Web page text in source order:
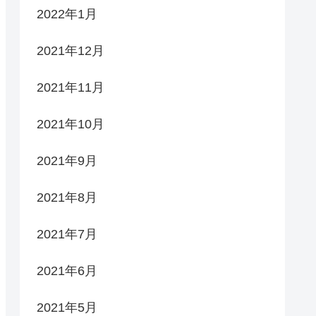
2022年1月
2021年12月
2021年11月
2021年10月
2021年9月
2021年8月
2021年7月
2021年6月
2021年5月